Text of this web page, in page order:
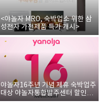
<야놀자 MRO, 숙박업소 위한 삼
성전자 가전제품 특가 개시>
야놀자16주년 기념 제휴 숙박업주
대상 야놀자통합발주센터 할인쿠
폰 증정